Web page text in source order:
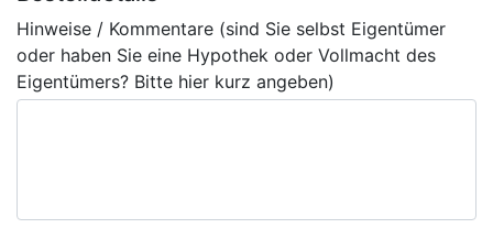
Hinweise / Kommentare (sind Sie selbst Eigentümer
oder haben Sie eine Hypothek oder Vollmacht des
Eigentümers? Bitte hier kurz angeben)